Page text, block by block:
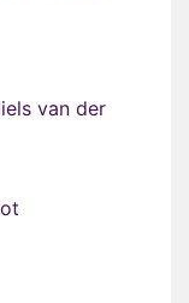
van der